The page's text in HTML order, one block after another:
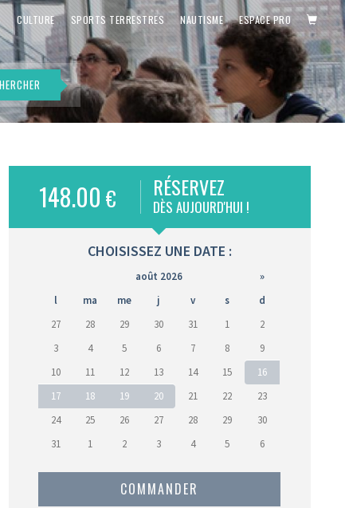
CULTURE SPORTS TERRESTRES NAUTISME ESPACE PRO
148.00 € RÉSERVEZ
DÈS AUJOURD'HUI !
CHOISISSEZ UNE DATE :
août 2026
»
l
ma me j v s
d
27
28 29 30 31 1
2
3
4 5 6 7 8
9
10
11 12 13 14 15
16
17
18 19 20 21 22
23
24
25 26 27 28 29
30
31
1 2 3 4 5 6
COMMANDER